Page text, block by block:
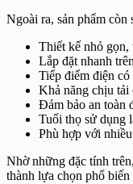
Ngoài ra, sản phẩm còn
Thiết kế nhỏ gọn,
Lắp đặt nhanh
Tiếp điểm điện có
Khả năng chịu tải
Đảm bảo an toàn
Tuổi thọ sử dụng
Phù hợp với
Nhờ những đặc tính trên,
thành lựa chọn phổ